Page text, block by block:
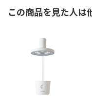
この商品を見た人は